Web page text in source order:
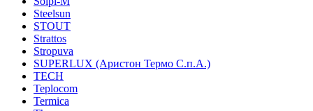
Steelsun
STOUT
Strattos
Stropuva
SUPERLUX (Аристон Термо С.п.А.)
TECH
Teplocom
Termica